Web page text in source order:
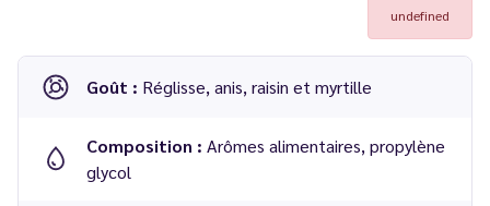
undefined
Goût : Réglisse, anis, raisin et myrtille
Composition : Arômes alimentaires, propylène
glycol